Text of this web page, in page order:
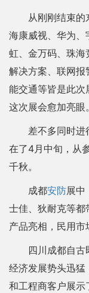
从刚刚结束的
海康威视、华为、
虹、金万码、珠海
解决方案、联网报
能交通等皆是此次
这次展会愈加亮眼。
差不多同时进
在了4月中旬，从
千秋。
成都安防展中
士佳、狄耐克等都
产品亮相，民用市
四川成都自
经济发展势头迅猛
和工程商客户展示